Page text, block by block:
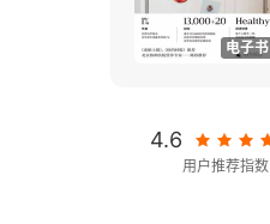
电子书
4.6
用户推荐指数